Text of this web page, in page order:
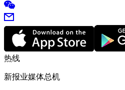
热线
新报业媒体总机